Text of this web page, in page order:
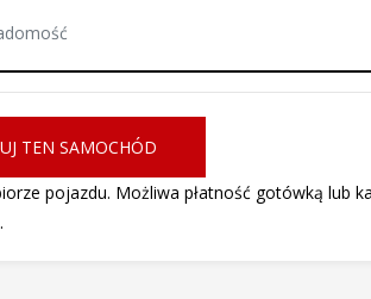
TEN SAMOCHÓD
pojazdu. Możliwa płatność gotówką lub